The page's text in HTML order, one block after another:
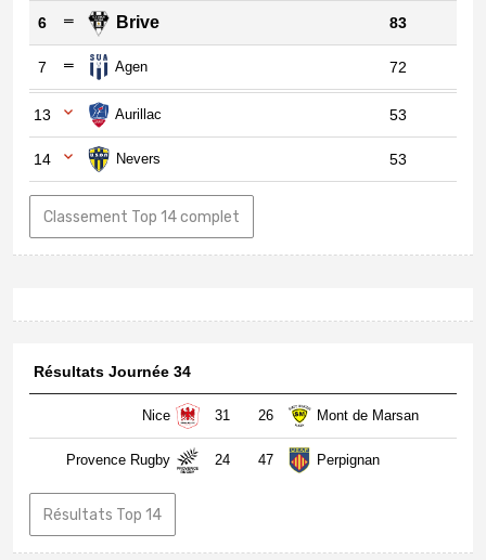
6 Brive 83
7 Agen 72
13 Aurillac 53
14 Nevers 53
Classement Top 14 complet
Résultats Journée 34
Nice 31 26 Mont de Marsan
Provence Rugby 24 47 Perpignan
Résultats Top 14